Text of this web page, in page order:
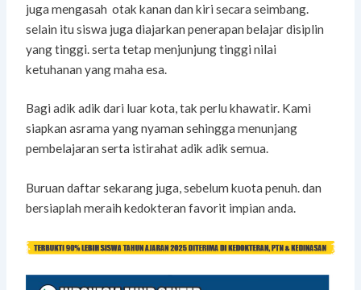
juga mengasah otak kanan dan kiri secara seimbang.
selain itu siswa juga diajarkan penerapan belajar disiplin
yang tinggi. serta tetap menjunjung tinggi nilai
ketuhanan yang maha esa.
Bagi adik adik dari luar kota, tak perlu khawatir. Kami
siapkan asrama yang nyaman sehingga menunjang
pembelajaran serta istirahat adik adik semua.
Buruan daftar sekarang juga, sebelum kuota penuh. dan
bersiaplah meraih kedokteran favorit impian anda.